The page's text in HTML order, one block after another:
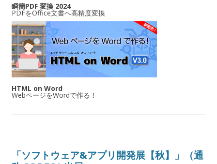
瞬簡PDF 変換 2024
PDFをOffice文書へ高精度変換
HTML on Word
WebページをWordで作る！
「ソフトウェア&アプリ開発展【秋】」（通